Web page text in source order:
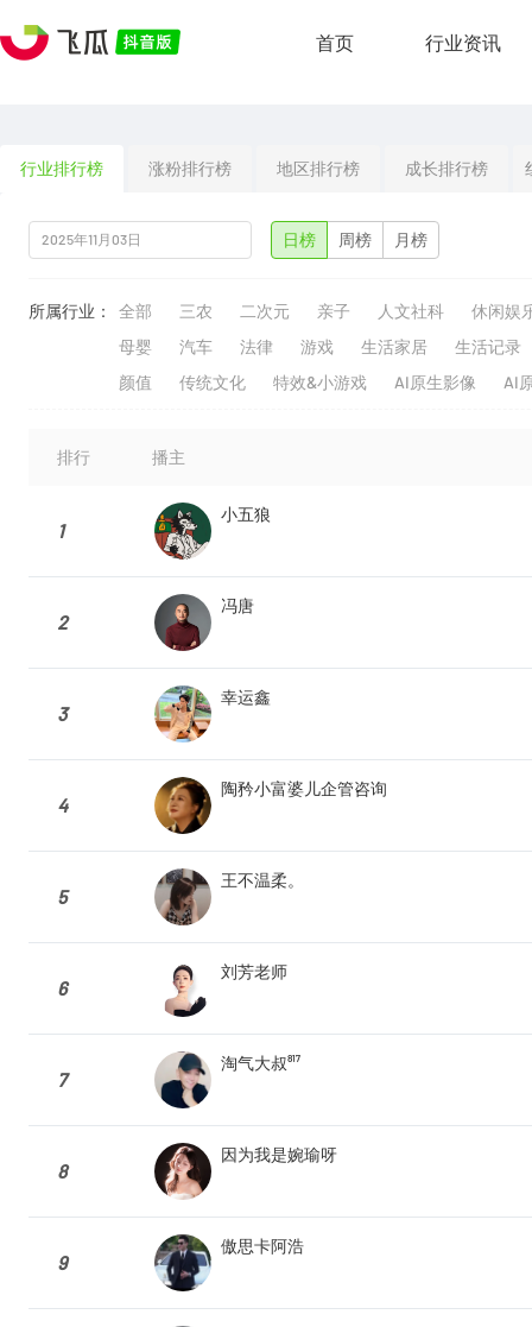
首页 行业资讯
行业排行榜 涨粉排行榜 地区排行榜 成长排行榜
日榜 周榜 月榜
所属行业： 全部 三农 二次元 亲子 人文社科
休闲娱
母婴
汽车 法律 游戏 生活家居
生活记录
颜值
传统文化 特效&小游戏 AI原生影像 AI
排行 播主
1
小五狼
2
冯唐
3
幸运鑫
4
陶矜小富婆儿企管咨询
5
王不温柔。
6
刘芳老师
7
淘气大叔⁸¹⁷
8
因为我是婉瑜呀
9
傲思卡阿浩